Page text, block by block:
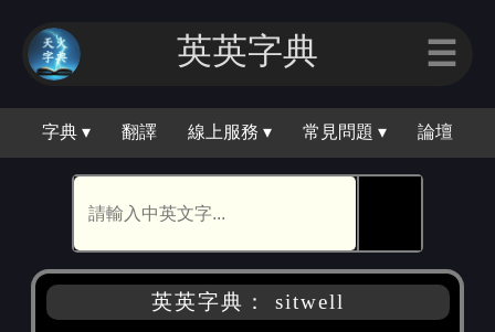
英英字典 ☰
字典 ▾ 翻譯 線上服務 ▾ 常見問題 ▾ 論壇
英英字典： sitwell